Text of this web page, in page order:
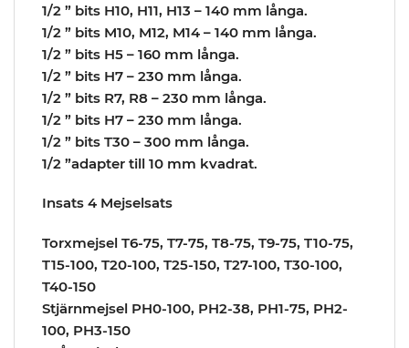
1/2 ” bits H10, H11, H13 – 140 mm långa.
1/2 ” bits M10, M12, M14 – 140 mm långa.
1/2 ” bits H5 – 160 mm långa.
1/2 ” bits H7 – 230 mm långa.
1/2 ” bits R7, R8 – 230 mm långa.
1/2 ” bits H7 – 230 mm långa.
1/2 ” bits T30 – 300 mm långa.
1/2 ”adapter till 10 mm kvadrat.
Insats 4 Mejselsats
Torxmejsel T6-75, T7-75, T8-75, T9-75, T10-75,
T15-100, T20-100, T25-150, T27-100, T30-100,
T40-150
Stjärnmejsel PH0-100, PH2-38, PH1-75, PH2-
100, PH3-150